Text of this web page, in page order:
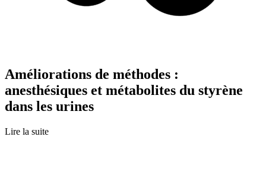
Améliorations de méthodes :
anesthésiques et métabolites du styrène
dans les urines
Lire la suite